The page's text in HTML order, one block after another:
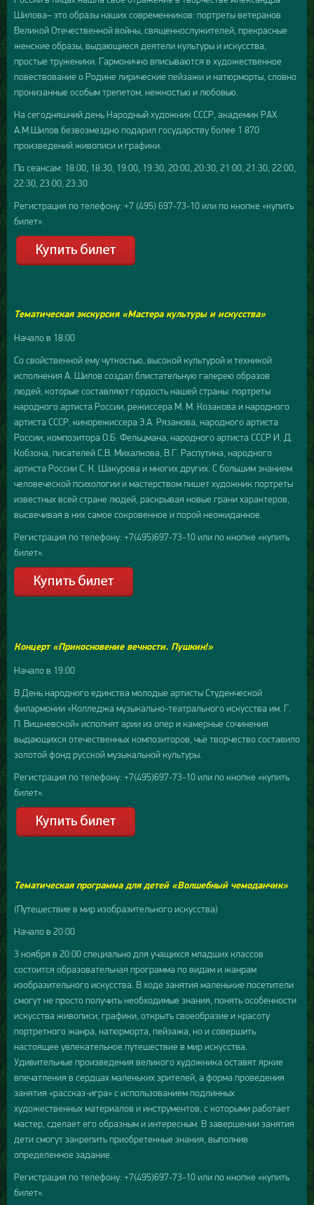
Шилова– это образы наших современников: портреты ветеранов
Великой Отечественной войны, священнослужителей, прекрасные
женские образы, выдающиеся деятели культуры и искусства,
простые труженики. Гармонично вписываются в художественное
повествование о Родине лирические пейзажи и натюрморты, словно
пронизанные особым трепетом, нежностью и любовью.
На сегодняшний день Народный художник СССР, академик РАХ
А.М.Шилов безвозмездно подарил государству более 1 870
произведений живописи и графики.
По сеансам: 18:00, 18:30, 19:00, 19:30, 20:00, 20:30, 21:00, 21:30, 22:00,
22:30, 23:00, 23:30
Регистрация по телефону: +7 (495) 697-73-10 или по кнопке «купить
билет».
Тематическая экскурсия «Мастера культуры и искусства»
Начало в 18:00
Со свойственной ему чуткостью, высокой культурой и техникой
исполнения А. Шилов создал блистательную галерею образов
людей, которые составляют гордость нашей страны: портреты
народного артиста России, режиссера М. М. Козакова и народного
артиста СССР, кинорежиссера Э.А. Рязанова, народного артиста
России, композитора О.Б. Фельцмана, народного артиста СССР И. Д.
Кобзона, писателей С.В. Михалкова, В.Г. Распутина, народного
артиста России С. К. Шакурова и многих других. С большим знанием
человеческой психологии и мастерством пишет художник портреты
известных всей стране людей, раскрывая новые грани характеров,
высвечивая в них самое сокровенное и порой неожиданное.
Регистрация по телефону: +7(495)697-73-10 или по кнопке «купить
билет».
Концерт «Прикосновение вечности. Пушкин!»
Начало в 19:00
В День народного единства молодые артисты Студенческой
филармонии «Колледжа музыкально-театрального искусства им. Г.
П. Вишневской» исполнят арии из опер и камерные сочинения
выдающихся отечественных композиторов, чьё творчество составило
золотой фонд русской музыкальной культуры.
Регистрация по телефону: +7(495)697-73-10 или по кнопке «купить
билет».
Тематическая программа для детей «Волшебный чемоданчик»
(Путешествие в мир изобразительного искусства)
Начало в 20:00
3 ноября в 20:00 специально для учащихся младших классов
состоится образовательная программа по видам и жанрам
изобразительного искусства. В ходе занятия маленькие посетители
смогут не просто получить необходимые знания, понять особенности
искусства живописи, графики, открыть своеобразие и красоту
портретного жанра, натюрморта, пейзажа, но и совершить
настоящее увлекательное путешествие в мир искусства.
Удивительные произведения великого художника оставят яркие
впечатления в сердцах маленьких зрителей, а форма проведения
занятия «рассказ-игра» с использованием подлинных
художественных материалов и инструментов, с которыми работает
мастер, сделает его образным и интересным. В завершении занятия
дети смогут закрепить приобретенные знания, выполнив
определенное задание.
Регистрация по телефону: +7(495)697-73-10 или по кнопке «купить
билет».